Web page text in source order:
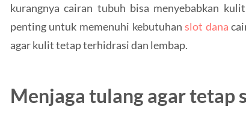
kurangnya cairan tubuh bisa menyebabkan
penting untuk memenuhi kebutuhanslot dana
agar kulit tetap terhidrasi dan lembap.
Menjaga tulang agar tetap